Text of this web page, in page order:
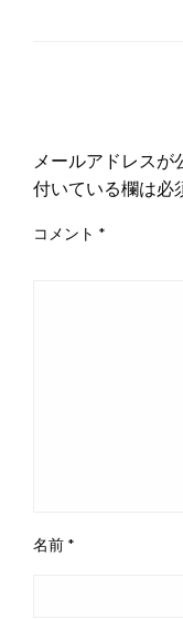
メールアドレスが
付いている欄は必
コメント *
名前 *